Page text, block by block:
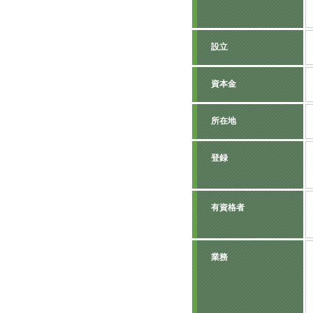
設立
資本金
所在地
登録
有資格者
業務